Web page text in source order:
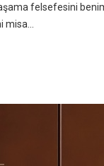
felsefesini